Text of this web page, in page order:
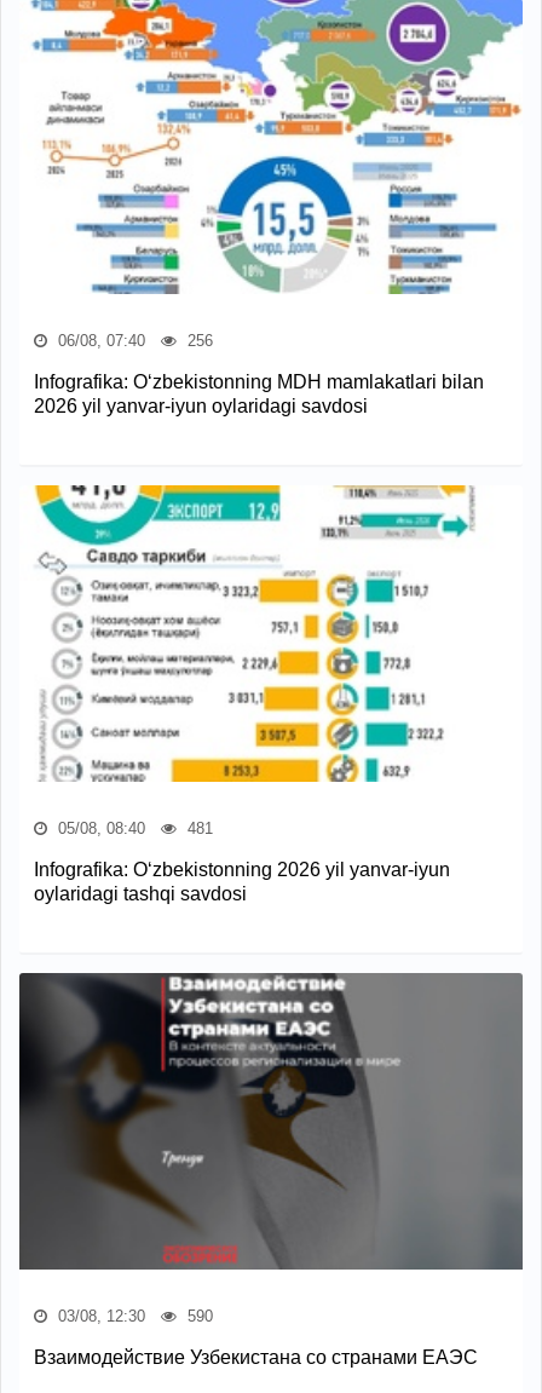
06/08, 07:40 256
Infografika: O‘zbekistonning MDH mamlakatlari bilan
2026 yil yanvar-iyun oylaridagi savdosi
05/08, 08:40 481
Infografika: O‘zbekistonning 2026 yil yanvar-iyun
oylaridagi tashqi savdosi
03/08, 12:30 590
Взаимодействие Узбекистана со странами ЕАЭС